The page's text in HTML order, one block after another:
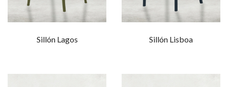
Sillón Lagos Sillón Lisboa